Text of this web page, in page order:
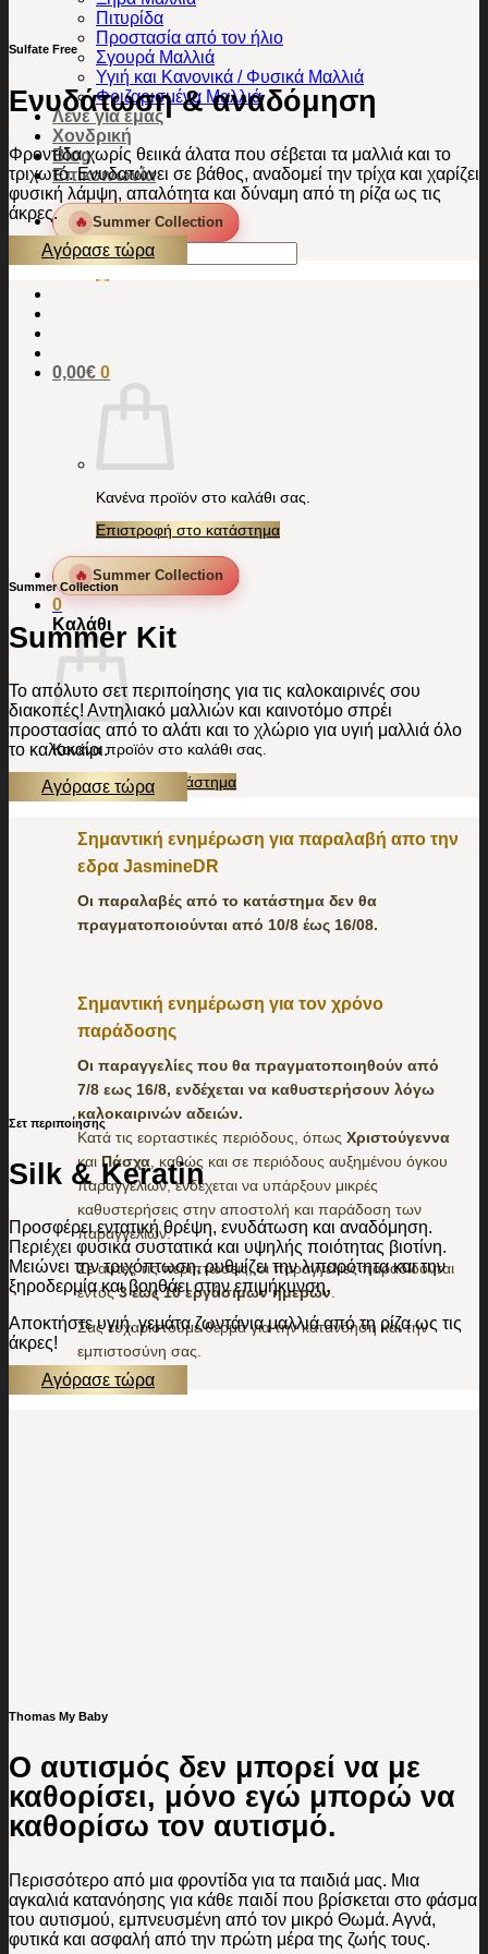
Πιτυρίδα
Προστασία από τον ήλιο
Σγουρά Μαλλιά
Υγιή και Κανονικά / Φυσικά Μαλλιά
Φριζαρισμένα Μαλλιά
Λένε για εμάς
Χονδρική
Blog
Επικοινωνία
🔥 Summer Collection
Αναζήτηση
για:
0,00€ 0
Κανένα προϊόν στο καλάθι σας.
Επιστροφή στο κατάστημα
🔥 Summer Collection
0
Καλάθι
Κανένα προϊόν στο καλάθι σας.
Επιστροφή στο κατάστημα
Σημαντική ενημέρωση για παραλαβή απο την
εδρα JasmineDR
Οι παραλαβές από το κατάστημα δεν θα
πραγματοποιούνται από 10/8 έως 16/08.
Σημαντική ενημέρωση για τον χρόνο
παράδοσης
Οι παραγγελίες που θα πραγματοποιηθούν από
7/8 εως 16/8, ενδέχεται να καθυστερήσουν λόγω
καλοκαιρινών αδειών.
Κατά τις εορταστικές περιόδους, όπως Χριστούγεννα
και Πάσχα , καθώς και σε περιόδους αυξημένου όγκου
παραγγελιών, ενδέχεται να υπάρξουν μικρές
καθυστερήσεις στην αποστολή και παράδοση των
παραγγελιών.
Σε αυτές τις περιπτώσεις, οι παραγγελίες παραδίδονται
εντός3 έως 10 εργάσιμων ημερών
Σας ευχαριστούμε θερμά για την κατανόηση και την
εμπιστοσύνη σας.
Sulfate Free
Ενυδάτωση & αναδόμηση
Φροντίδα χωρίς θειικά άλατα που σέβεται τα μαλλιά και το
τριχωτό. Ενυδατώνει σε βάθος, αναδομεί την τρίχα και χαρίζει
φυσική λάμψη, απαλότητα και δύναμη από τη ρίζα ως τις
άκρες.
Αγόρασε τώρα
Summer Collection
Summer Kit
Το απόλυτο σετ περιποίησης για τις καλοκαιρινές σου
διακοπές! Αντηλιακό μαλλιών και καινοτόμο σπρέι
προστασίας από το αλάτι και το χλώριο για υγιή μαλλιά όλο
το καλοκαίρι.
Αγόρασε τώρα
Σετ περιποίησης
Silk & Keratin
Προσφέρει εντατική θρέψη, ενυδάτωση και αναδόμηση.
Περιέχει φυσικά συστατικά και υψηλής ποιότητας βιοτίνη.
Μειώνει την τριχόπτωση, ρυθμίζει την λιπαρότητα και την
ξηροδερμία και βοηθάει στην επιμήκυνση.
Αποκτήστε υγιή, γεμάτα ζωντάνια μαλλιά από τη ρίζα ως τις
άκρες!
Αγόρασε τώρα
Thomas My Baby
Ο αυτισμός δεν μπορεί να με
καθορίσει, μόνο εγώ μπορώ να
καθορίσω τον αυτισμό.
Περισσότερο από μια φροντίδα για τα παιδιά μας. Μια
αγκαλιά κατανόησης για κάθε παιδί που βρίσκεται στο φάσμα
του αυτισμού, εμπνευσμένη από τον μικρό Θωμά. Αγνά,
φυτικά και ασφαλή από την πρώτη μέρα της ζωής τους.